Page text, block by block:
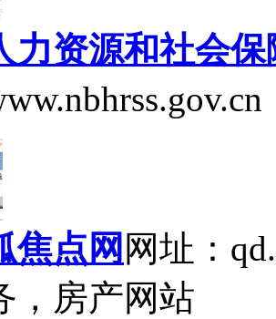
力资源和社会保
焦点网 网址：
，房产网站